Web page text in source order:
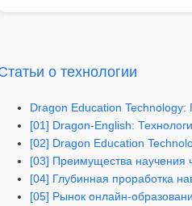
о технологии
Dragon Education
[01] Dragon-English:
[02] Dragon Education
[03] Преимущества научения
[04] Глубинная проработка
[05] Рынок онлайн-